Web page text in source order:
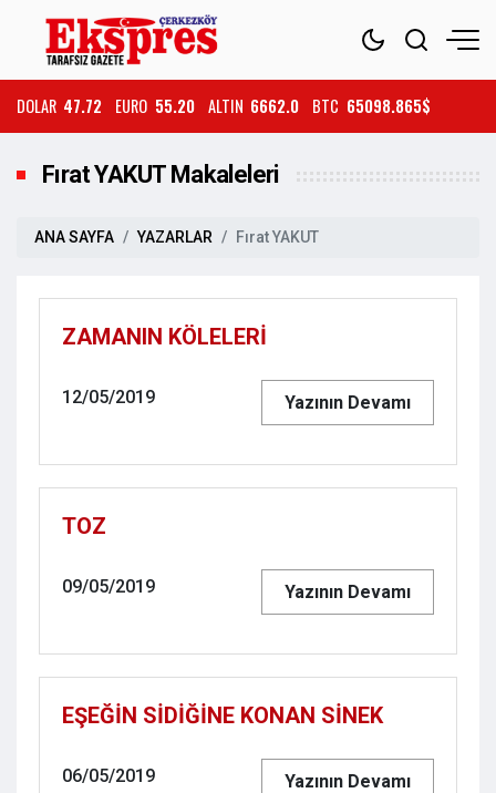
DOLAR 47.72 EURO 55.20 ALTIN 6662.0 BTC 65098.865$
Fırat YAKUT Makaleleri
ANA SAYFA YAZARLAR Fırat YAKUT
ZAMANIN KÖLELERİ
12/05/2019 Yazının Devamı
TOZ
09/05/2019 Yazının Devamı
EŞEĞİN SİDİĞİNE KONAN SİNEK
06/05/2019 Yazının Devamı